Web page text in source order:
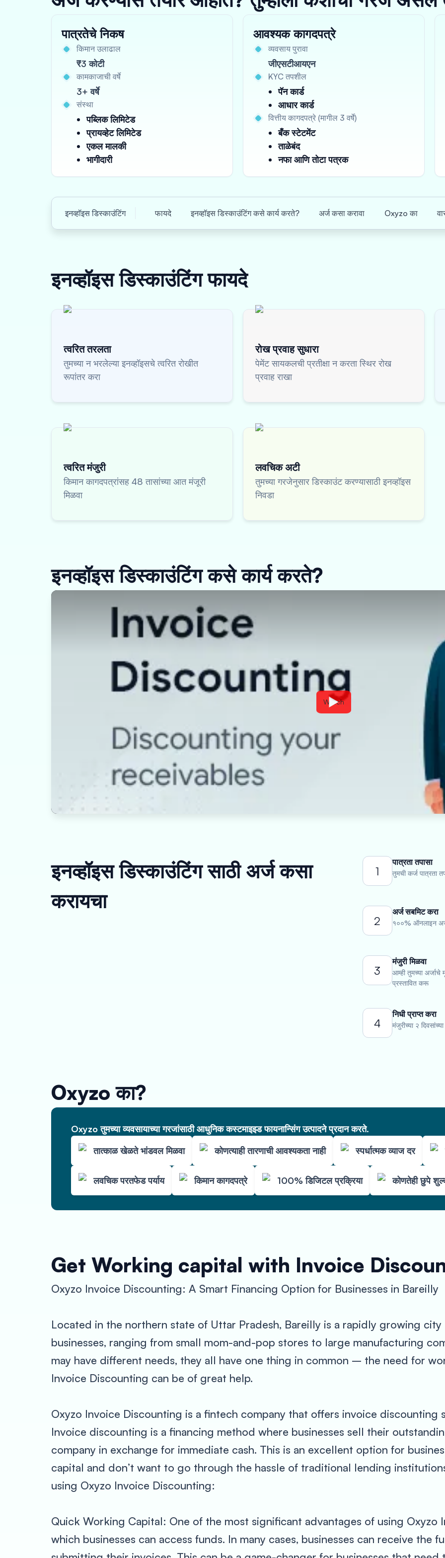
पात्रतेचे निकष
किमान उलाढाल
₹3 कोटी
कामकाजाची वर्षे
3+ वर्षे
संस्था
पब्लिक लिमिटेड
प्रायव्हेट लिमिटेड
एकल मालकी
भागीदारी
आवश्यक कागदपत्रे
व्यवसाय पुरावा
जीएसटीआयएन
KYC तपशील
पॅन कार्ड
आधार कार्ड
वित्तीय कागदपत्रे (मागील 3 वर्षे)
बँक स्टेटमेंट
ताळेबंद
नफा आणि तोटा पत्रक
इनव्हॉइस डिस्काउंटिंग फायदे इनव्हॉइस डिस्काउंटिंग कसे कार्य करते? अर्ज कसा करावा Oxyzo का
इनव्हॉइस डिस्काउंटिंगफायदे
त्वरित तरलता
तुमच्या न भरलेल्या इनव्हॉइसचे त्वरित रोखीत
रूपांतर करा
रोख प्रवाह सुधारा
पेमेंट सायकलची प्रतीक्षा न करता स्थिर रोख
प्रवाह राखा
त्वरित मंजुरी
किमान कागदपत्रांसह 48 तासांच्या आत मंजूरी
मिळवा
लवचिक अटी
तुमच्या गरजेनुसार डिस्काउंट करण्यासाठी इनव्हॉइस
निवडा
इनव्हॉइस डिस्काउंटिंग कसे कार्य करते?
Watch
इनव्हॉइस डिस्काउंटिंग साठी अर्ज कसा
करायचा
1
पात्रता तपासा
तुमची कर्ज पात्रता
2
अर्ज सबमिट करा
१००% ऑनलाइन
3
मंजुरी मिळवा
आम्ही तुमच्या
प्रस्तावित करू
4
निधी प्राप्त करा
मंजुरीच्या २
Oxyzo का?
Oxyzo तुमच्या व्यवसायाच्या गरजांसाठी आधुनिक कस्टमाइझ्ड फायनान्सिंग उत्पादने प्रदान करते.
तात्काळ खेळते भांडवल मिळवा
कोणत्याही तारणाची आवश्यकता नाही स्पर्धात्मक व्याज दर
लवचिक परतफेड पर्याय किमान कागदपत्रे 100% डिजिटल प्रक्रिया कोणतेही छुपे
Get Working capital with Invoice
Oxyzo Invoice Discounting: A Smart Financing Option for Businesses in Bareilly
Located in the northern state of Uttar Pradesh, Bareilly is a rapidly growing
businesses, ranging from small mom-and-pop stores to large manufacturing
may have different needs, they all have one thing in common – the need for
Invoice Discounting can be of great help.
Oxyzo Invoice Discounting is a fintech company that offers invoice discounting
Invoice discounting is a financing method where businesses sell their
company in exchange for immediate cash. This is an excellent option for
capital and don’t want to go through the hassle of traditional lending
using Oxyzo Invoice Discounting:
Quick Working Capital: One of the most significant advantages of using Oxyzo
which businesses can access funds. In many cases, businesses can receive the